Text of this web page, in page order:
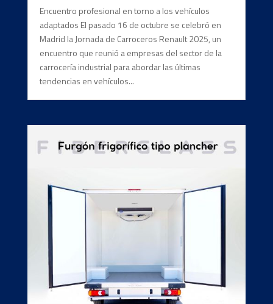
Encuentro profesional en torno a los vehículos
adaptados El pasado 16 de octubre se celebró en
Madrid la Jornada de Carroceros Renault 2025, un
encuentro que reunió a empresas del sector de la
carrocería industrial para abordar las últimas
tendencias en vehículos...